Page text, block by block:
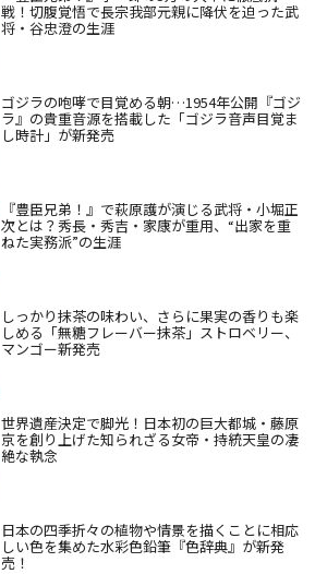
戦！切腹覚悟で長宗我部元親に降伏を迫った武
将・谷忠澄の生涯
ゴジラの咆哮で目覚める朝…1954年公開『ゴジ
ラ』の貴重音源を搭載した「ゴジラ音声目覚ま
し時計」が新発売
『豊臣兄弟！』で萩原護が演じる武将・小堀正
次とは？秀長・秀吉・家康が重用、“出家を重
ねた実務派”の生涯
しっかり抹茶の味わい、さらに果実の香りも楽
しめる「無糖フレーバー抹茶」ストロベリー、
マンゴー新発売
世界遺産決定で脚光！日本初の巨大都城・藤原
京を創り上げた知られざる女帝・持統天皇の凄
絶な執念
日本の四季折々の植物や情景を描くことに相応
しい色を集めた水彩色鉛筆『色辞典』が新発
売！